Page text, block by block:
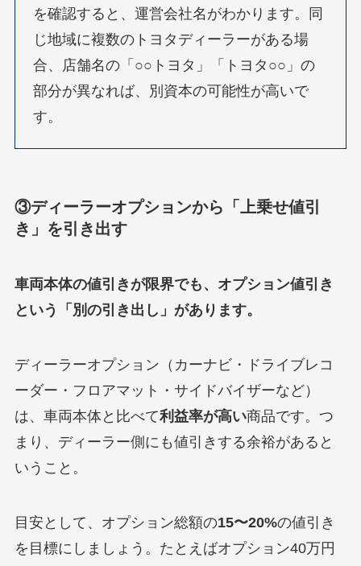
を確認すると、運営会社名がわかります。同
じ地域に複数のトヨタディーラーがある場
合、店舗名の「○○トヨタ」「トヨタ○○」の
部分が異なれば、別資本の可能性が高いで
す。
③ディーラーオプションから「上乗せ値引
き」を引き出す
車両本体の値引きが限界でも、オプション値引き
という「別の引き出し」があります。
ディーラーオプション（カーナビ・ドライブレコ
ーダー・フロアマット・サイドバイザーなど）
は、車両本体と比べて利益率が高い商品です。つ
まり、ディーラー側にも値引きする余裕があると
いうこと。
目安として、オプション総額の15〜20%の値引き
を目標にしましょう。たとえばオプション40万円